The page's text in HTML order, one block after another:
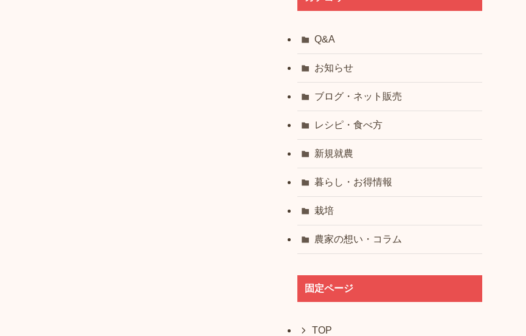
Q&A
お知らせ
ブログ・ネット販売
レシピ・食べ方
新規就農
暮らし・お得情報
栽培
農家の想い・コラム
固定ページ
TOP